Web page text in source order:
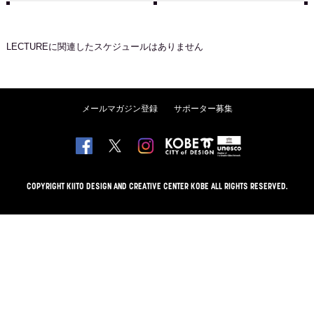
LECTUREに関連したスケジュールはありません
メールマガジン登録 サポーター募集
COPYRIGHT KIITO DESIGN AND CREATIVE CENTER KOBE ALL RIGHTS RESERVED.